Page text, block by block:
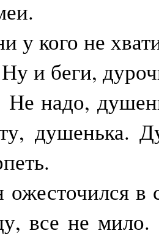
у кого не
и беги,
надо,
душенька.
в
все не